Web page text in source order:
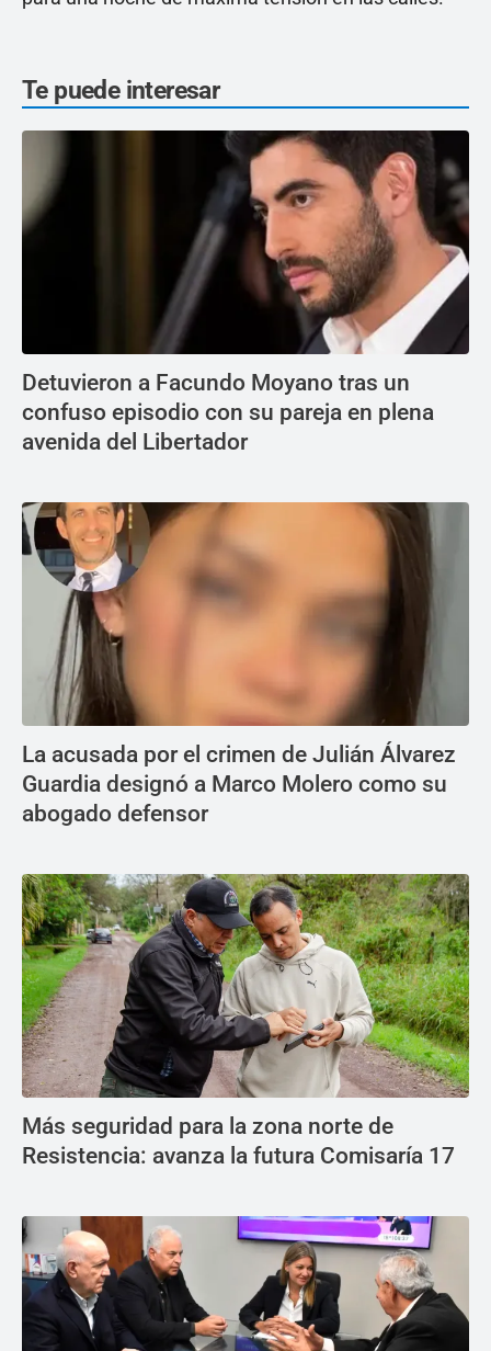
Te puede interesar
Detuvieron a Facundo Moyano tras un
confuso episodio con su pareja en plena
avenida del Libertador
La acusada por el crimen de Julián Álvarez
Guardia designó a Marco Molero como su
abogado defensor
Más seguridad para la zona norte de
Resistencia: avanza la futura Comisaría 17